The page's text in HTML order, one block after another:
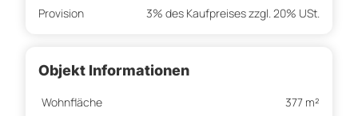
Provision
3% des Kaufpreises zzgl. 20% USt.
Objekt Informationen
Wohnfläche
377 m²